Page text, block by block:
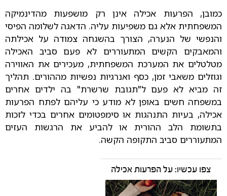
כמובן, הפרעות אכילה אינן רק מושפעות מהדינמיקה
המשפחתית אלא גם משפיעות עליה. הדאגה לשלומה הפיסי
והנפשי של הנערה, הצורך בהשגחה צמודה על אכילתה
והמאבקים הקשים המתעוררים לא פעם סביב האכילה
מטלטלים את המערכת המשפחתית, מעכירים את האווירה
וגוזלים משאבי זמן, כסף ואנרגיות נפשיות מההורים. תהליך
זה מביא לא פעם ל"תגובת שרשרת" בה ילדים אחרים
במשפחה חשים באופן לא מודע כי עליהם לפתח הפרעות
אכילה, בעיות התנהגות או סימפטומים אחרים בכדי לזכות
בתשומת הלב ההורית או להביע את הרגשות העזים
המתעוררים סביב התקופה הקשה.
צפו עכשיו: על הפרעות אכילה